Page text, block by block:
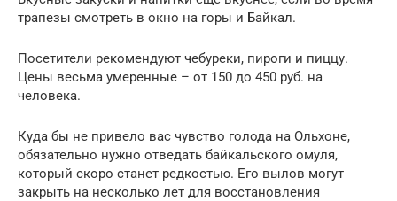
трапезы смотреть в окно на горы и Байкал.
Посетители рекомендуют чебуреки, пироги и пиццу.
Цены весьма умеренные – от 150 до 450 руб. на
человека.
Куда бы не привело вас чувство голода на Ольхоне,
обязательно нужно отведать байкальского омуля,
который скоро станет редкостью. Его вылов могут
закрыть на несколько лет для восстановления